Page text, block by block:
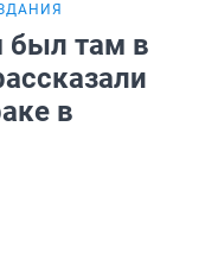
был там в
в